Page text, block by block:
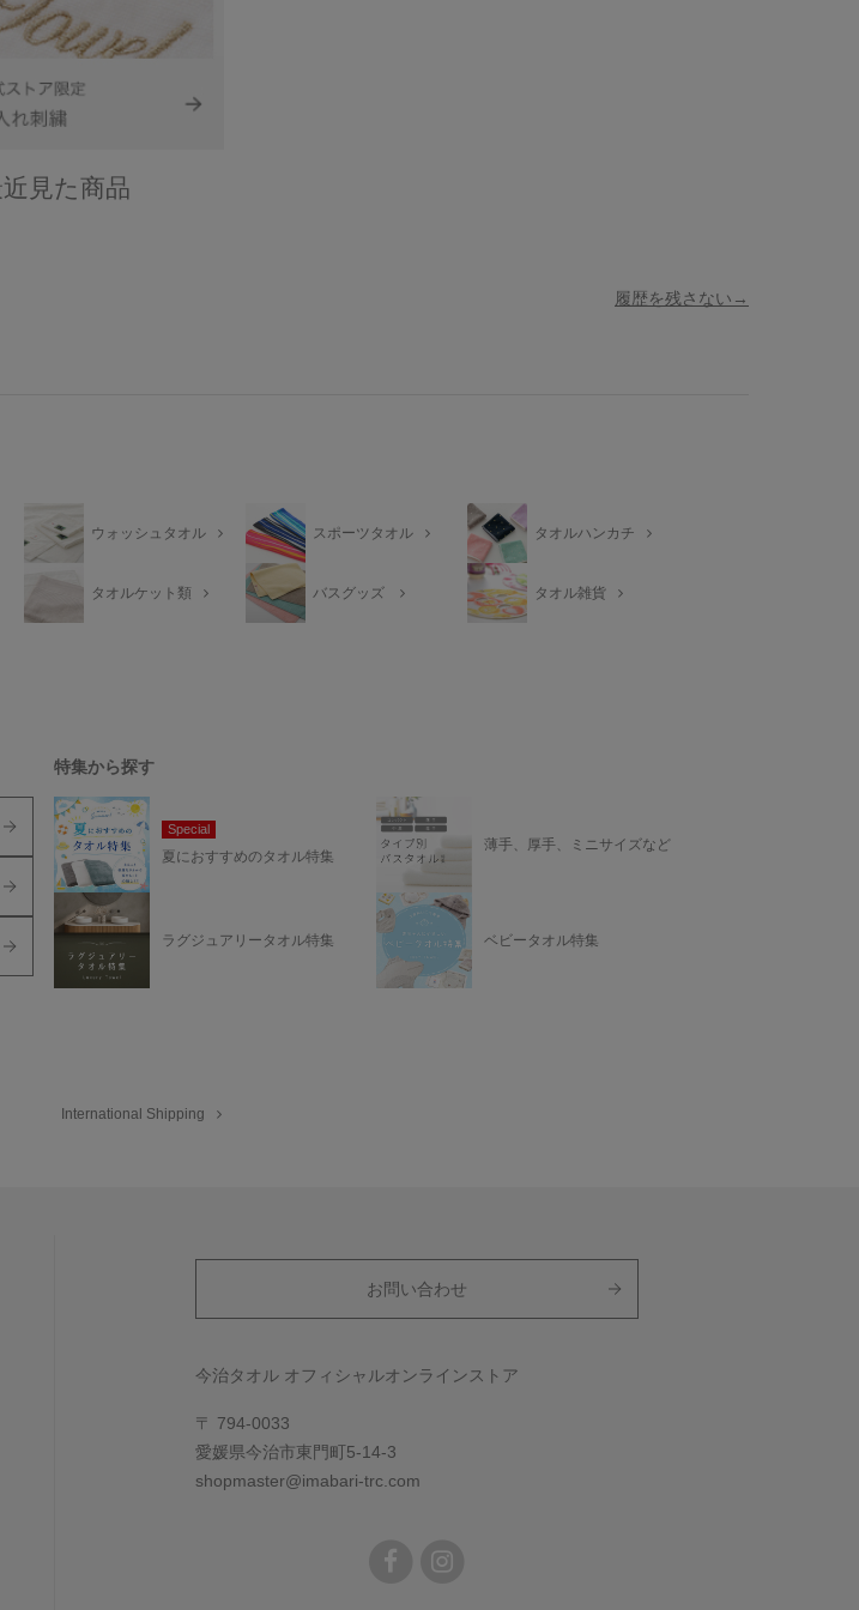
見た商品
履歴を残さない
ウォッシュタオル スポーツタオル タオルハンカチ
タオルケット類 バスグッズ タオル雑貨
特集から探す
Special
夏におすすめのタオル特集
薄手、厚手、ミニサイズなど
ラグジュアリータオル特集 ベビータオル特集
International Shipping
お問い合わせ
今治タオル オフィシャルオンラインストア
〒 794-0033
愛媛県今治市東門町5-14-3
shopmaster@imabari-trc.com